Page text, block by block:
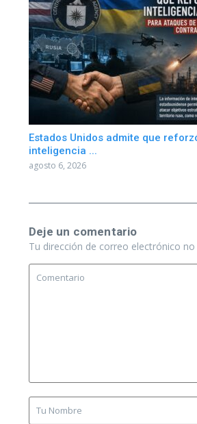
Estados Unidos admite que
inteligencia ...
agosto 6, 2026
Deje un comentario
Tu dirección de correo electrónico no